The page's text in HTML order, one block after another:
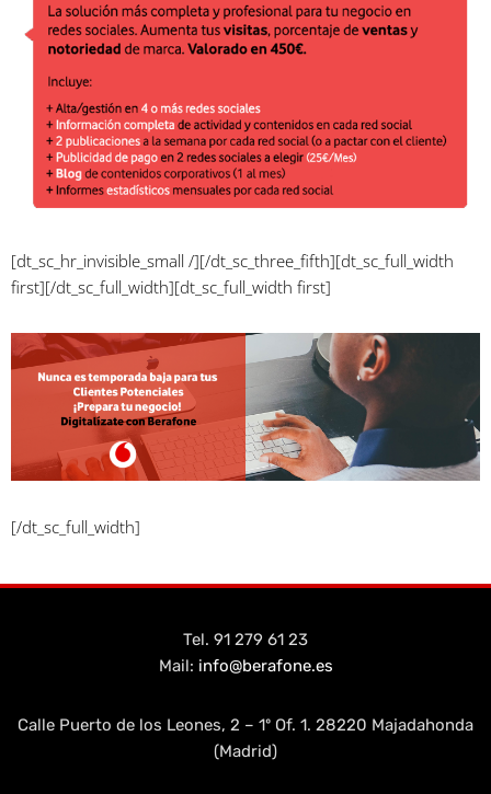
[dt_sc_hr_invisible_small /][/dt_sc_three_fifth][dt_sc_full_width
first][/dt_sc_full_width][dt_sc_full_width first]
[/dt_sc_full_width]
Tel. 91 279 61 23
Mail: info@berafone.es
Calle Puerto de los Leones, 2 – 1º Of. 1. 28220 Majadahonda
(Madrid)